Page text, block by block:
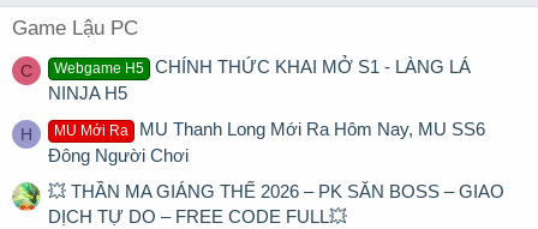
Game Lậu PC
C Webgame H5
CHÍNH THỨC KHAI MỞ S1 - LÀNG LÁ
NINJA H5
H MU Mới Ra
MU Thanh Long Mới Ra Hôm Nay, MU SS6
Đông Người Chơi
💥 THẦN MA GIÁNG THẾ 2026 – PK SĂN BOSS – GIAO
DỊCH TỰ DO – FREE CODE FULL💥